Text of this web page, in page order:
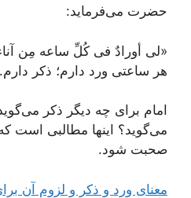
حضرت می‌فرماید:
«لی أورادٌ فی کُلِّ ساعه مِن آناء
هر ساعتی ورد دارم؛ ذکر
امام برای چه دیگر ذکر
می‌گوید؟ اینها مطالبی است
صحبت شود.
معناى ورد و ذكر و لزوم آن